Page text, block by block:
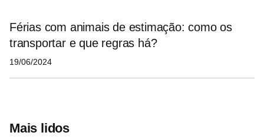
Férias com animais de estimação: como os
transportar e que regras há?
19/06/2024
Mais lidos